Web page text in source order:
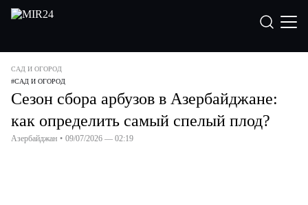
САД И ОГОРОД
#САД И ОГОРОД
Сезон сбора арбузов в Азербайджане:
как определить самый спелый плод?
Азербайджан • 09/07/2026 — 02:19